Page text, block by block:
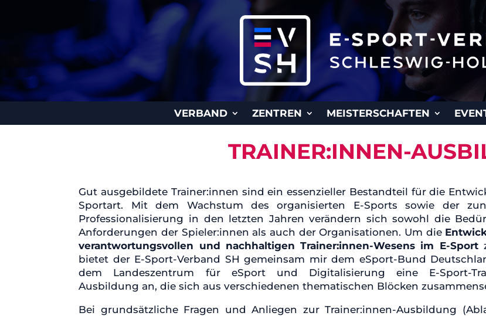
VERBAND ZENTREN MEISTERSCHAFTEN
TRAINER:INNEN-
Gut ausgebildete Trainer:innen sind ein essenzieller Bestandteil für die
Sportart. Mit dem Wachstum des organisierten E-Sports sowie der
Professionalisierung in den letzten Jahren verändern sich sowohl die
Anforderungen der Spieler:innen als auch der Organisationen. Um die
verantwortungsvollen und nachhaltigen Trainer:innen-Wesens im E-Sport
bietet der E-Sport-Verband SH gemeinsam mir dem eSport-Bund
dem Landeszentrum für eSport und Digitalisierung eine E-Sport-
Ausbildung an, die sich aus verschiedenen thematischen Blöcken
Bei grundsätzliche Fragen und Anliegen zur Trainer:innen-Ausbildung